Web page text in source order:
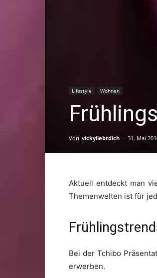
Lifestyle Wohnen
Von vickyliebtdich - 31. Mai
Aktuell entdeckt man
Themenwelten ist für
Bei der Tchibo
erwerben.